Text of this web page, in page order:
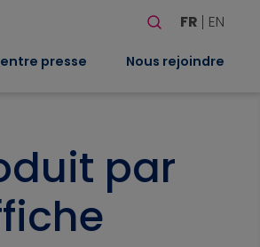
Rechercher
FR EN
presse Nous rejoindre
par